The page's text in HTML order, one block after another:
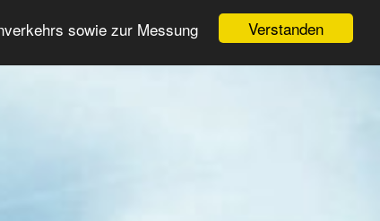
Verstanden
sowie zur Messung